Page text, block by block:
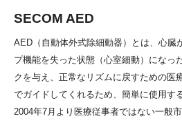
SECOM AED
AED（自動体外式除細動器）とは、心臓
プ機能を失った状態（心室細動）になっ
クを与え、正常なリズムに戻すための医
でガイドしてくれるため、簡単に使用す
2004年7月より医療従事者ではない一般